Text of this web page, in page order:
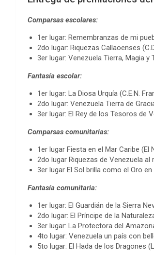
Comparsas escolares:
1er lugar: Remembranzas de mi
2do lugar: Riquezas Callaoenses
3er lugar: Venezuela Tierra, Magia y
Fantasía escolar:
1er lugar: La Diosa Urquía (C.E.N.
2do lugar: Venezuela Tierra de
3er lugar: El Rey de los Tesoros de
Comparsas comunitarias:
1er lugar Fiesta en el Mar Caribe (El
2do lugar Riquezas de Venezuela al
3er lugar El Sol brilla como el Oro
Fantasía comunitaria:
1er lugar: El Guardián de la Sierra
2do lugar: El Príncipe de la
3er lugar: La Protectora del
4to lugar: Venezuela un país con
5to lugar: El Hada de los Dragones